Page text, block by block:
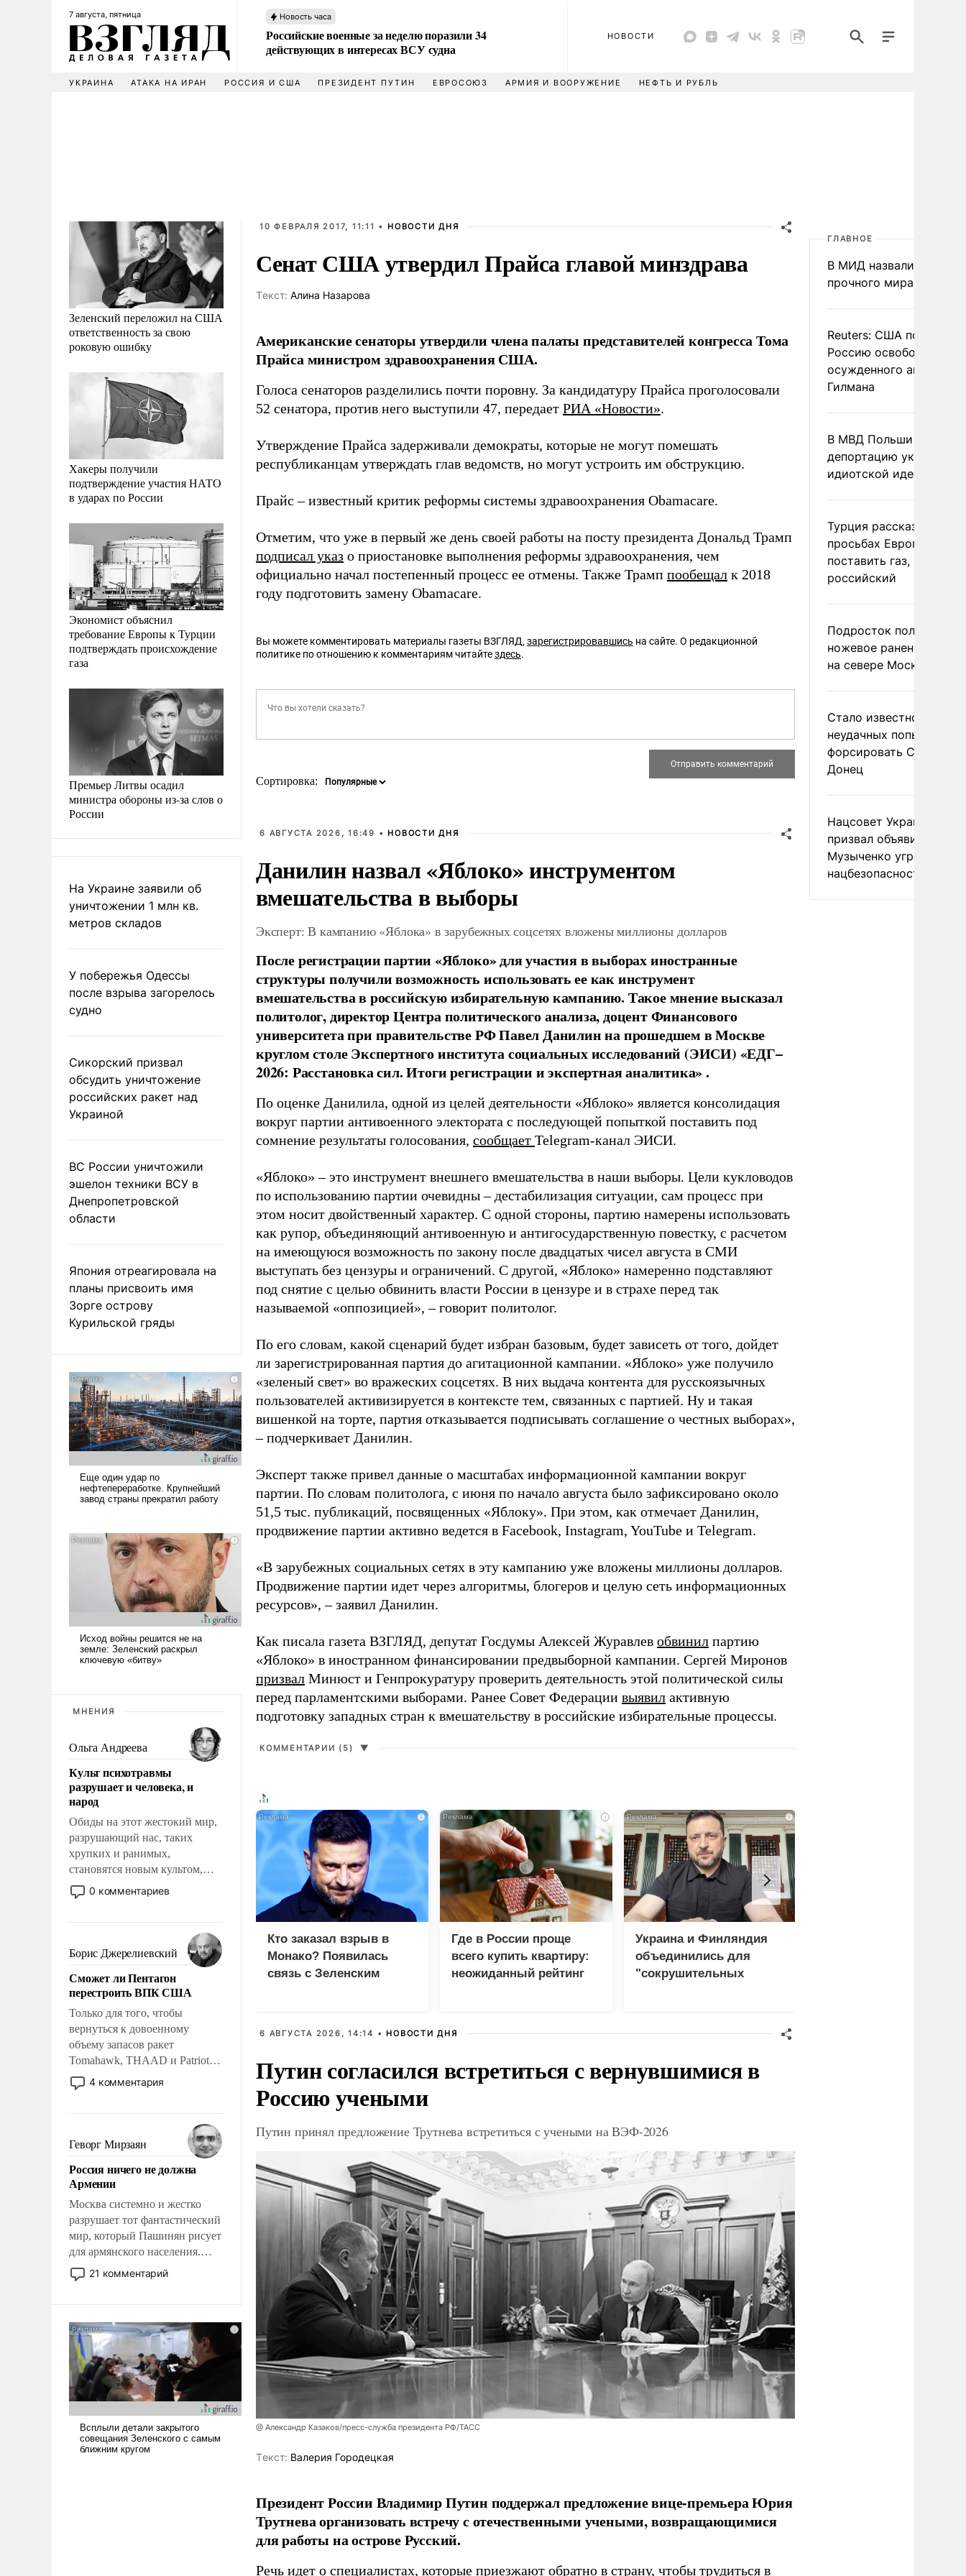
7 августа, пятница Новость часа
Российские военные за неделю поразили 34
действующих в интересах ВСУ судна
НОВОСТИ
УКРАИНА АТАКА НА ИРАН РОССИЯ И США ПРЕЗИДЕНТ ПУТИН ЕВРОСОЮЗ АРМИЯ И ВООРУЖЕНИЕ НЕФТЬ И РУБЛЬ
Зеленский переложил на США
ответственность за свою
роковую ошибку
Хакеры получили
подтверждение участия НАТО
в ударах по России
Экономист объяснил
требование Европы к Турции
подтверждать происхождение
газа
Премьер Литвы осадил
министра обороны из-за слов о
России
На Украине заявили об
уничтожении 1 млн кв.
метров складов
У побережья Одессы
после взрыва загорелось
судно
Сикорский призвал
обсудить уничтожение
российских ракет над
Украиной
ВС России уничтожили
эшелон техники ВСУ в
Днепропетровской
области
Япония отреагировала на
планы присвоить имя
Зорге острову
Курильской гряды
МНЕНИЯ
Ольга Андреева
Культ психотравмы
разрушает и человека, и
народ
Обиды на этот жестокий мир,
разрушающий нас, таких
хрупких и ранимых,
становятся новым культом,
постепенно вытесняя и
отменяя традиционное
мужественным и твердым под
ударами судьбы, брать на себя
ответственность, помогать
слабым, идти вперед и
адаптироваться.
0 комментариев
Борис Джерелиевский
Сможет ли Пентагон
перестроить ВПК США
Только для того, чтобы
вернуться к довоенному
объему запасов ракет
Tomahawk, THAAD и Patriot
США потребуется более трех
лет. Даже небольшая война с
Сложившаяся ситуация
означает многолетний период
уязвимости США, например,
перед Китаем.
4 комментария
Геворг Мирзаян
Россия ничего не должна
Армении
Москва системно и жестко
разрушает тот фантастический
мир, который Пашинян рисует
для армянского населения.
Мир, где политические
прожекты будут безусловно
налогоплательщиков и где
Еревану за свои поступки не
нужно отвечать.
21 комментарий
10 ФЕВРАЛЯ 2017, 11:11 • НОВОСТИ ДНЯ
Сенат США утвердил Прайса главой минздрава
Tекст: Алина Назарова
Американские сенаторы утвердили члена палаты представителей конгресса Тома
Прайса министром здравоохранения США.
Голоса сенаторов разделились почти поровну. За кандидатуру Прайса проголосовали
52 сенатора, против него выступили 47, передает РИА «Новости».
Утверждение Прайса задерживали демократы, которые не могут помешать
республиканцам утверждать глав ведомств, но могут устроить им обструкцию.
Прайс – известный критик реформы системы здравоохранения Obamacare.
Отметим, что уже в первый же день своей работы на посту президента Дональд Трамп
подписал указ о приостановке выполнения реформы здравоохранения, чем
официально начал постепенный процесс ее отмены. Также Трамп пообещал к 2018
году подготовить замену Obamacare.
Вы можете комментировать материалы газеты ВЗГЛЯД, зарегистрировавшись на сайте. О редакционной
политике по отношению к комментариям читайтездесь.
Сортировка:
6 АВГУСТА 2026, 16:49 • НОВОСТИ ДНЯ
Данилин назвал «Яблоко» инструментом
вмешательства в выборы
Эксперт: В кампанию «Яблока» в зарубежных соцсетях вложены миллионы долларов
После регистрации партии «Яблоко» для участия в выборах иностранные
структуры получили возможность использовать ее как инструмент
вмешательства в российскую избирательную кампанию. Такое мнение высказал
политолог, директор Центра политического анализа, доцент Финансового
университета при правительстве РФ Павел Данилин на прошедшем в Москве
круглом столе Экспертного института социальных исследований (ЭИСИ) «ЕДГ–
2026: Расстановка сил. Итоги регистрации и экспертная аналитика» .
По оценке Данилила, одной из целей деятельности «Яблоко» является консолидация
вокруг партии антивоенного электората с последующей попыткой поставить под
сомнение результаты голосования, сообщает Telegram-канал ЭИСИ.
«Яблоко» – это инструмент внешнего вмешательства в наши выборы. Цели кукловодов
по использованию партии очевидны – дестабилизация ситуации, сам процесс при
этом носит двойственный характер. С одной стороны, партию намерены использовать
как рупор, объединяющий антивоенную и антигосударственную повестку, с расчетом
на имеющуюся возможность по закону после двадцатых чисел августа в СМИ
выступать без цензуры и ограничений. С другой, «Яблоко» намеренно подставляют
под снятие с целью обвинить власти России в цензуре и в страхе перед так
называемой «оппозицией», – говорит политолог.
По его словам, какой сценарий будет избран базовым, будет зависеть от того, дойдет
ли зарегистрированная партия до агитационной кампании. «Яблоко» уже получило
«зеленый свет» во вражеских соцсетях. В них выдача контента для русскоязычных
пользователей активизируется в контексте тем, связанных с партией. Ну и такая
вишенкой на торте, партия отказывается подписывать соглашение о честных выборах»,
– подчеркивает Данилин.
Эксперт также привел данные о масштабах информационной кампании вокруг
партии. По словам политолога, с июня по начало августа было зафиксировано около
51,5 тыс. публикаций, посвященных «Яблоку». При этом, как отмечает Данилин,
продвижение партии активно ведется в Facebook, Instagram, YouTube и Telegram.
«В зарубежных социальных сетях в эту кампанию уже вложены миллионы долларов.
Продвижение партии идет через алгоритмы, блогеров и целую сеть информационных
ресурсов», – заявил Данилин.
Как писала газета ВЗГЛЯД, депутат Госдумы Алексей Журавлев обвинил партию
«Яблоко» в иностранном финансировании предвыборной кампании. Сергей Миронов
призвал Минюст и Генпрокуратуру проверить деятельность этой политической силы
перед парламентскими выборами. Ранее Совет Федерации выявил активную
подготовку западных стран к вмешательству в российские избирательные процессы.
КОММЕНТАРИИ (5) ▼
i
Кто заказал взрыв в
Монако? Появилась
связь с Зеленским
i
Где в России проще
всего купить квартиру:
неожиданный рейтинг
i
Украина и Финляндия
объединились для
"сокрушительных
6 АВГУСТА 2026, 14:14 • НОВОСТИ ДНЯ
Путин согласился встретиться с вернувшимися в
Россию учеными
Путин принял предложение Трутнева встретиться с учеными на ВЭФ-2026
@ Александр Казаков/пресс-служба президента РФ/ТАСС
Tекст: Валерия Городецкая
Президент России Владимир Путин поддержал предложение вице-премьера Юрия
Трутнева организовать встречу с отечественными учеными, возвращающимися
для работы на острове Русский.
Речь идет о специалистах, которые приезжают обратно в страну, чтобы трудиться в
ГЛАВНОЕ
В МИД назвали условия
прочного мира на
Reuters: США
Россию освободить
осужденного
Гилмана
В МВД Польши назвали
депортацию украинцев
идиотской идеей
Турция рассказала о
просьбах Европы
поставить газ, но не
российский
Подросток получил
ножевое ранение в
на севере Москвы
Стало известно о
неудачных попытках
форсировать
Донец
Нацсовет Украины по
призвал объявить
Музыченко угрозой
нацбезопасности